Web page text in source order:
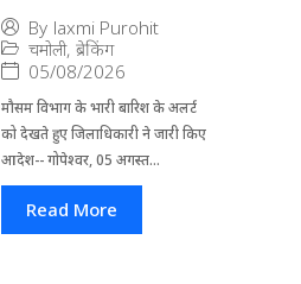
By laxmi Purohit
चमोली, ब्रेकिंग
05/08/2026
मौसम विभाग के भारी बारिश के अलर्ट
को देखते हुए जिला​धिकारी ने जारी किए
आदेश-- गोपेश्वर, 05 अगस्त...
Read More